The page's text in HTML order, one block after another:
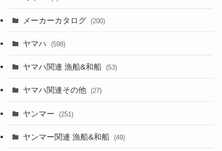
メーカーカタログ (200)
ヤマハ (598)
ヤマハ関連 漁船&和船 (53)
ヤマハ関連その他 (27)
ヤンマー (251)
ヤンマー関連 漁船&和船 (49)